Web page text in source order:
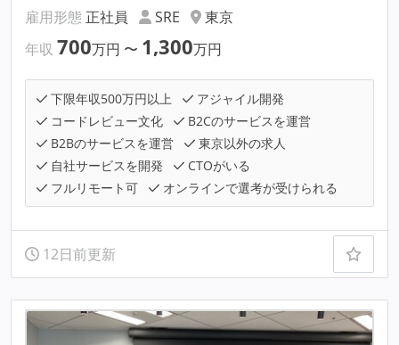
雇用形態 正社員 SRE
東京
年収 700万円 〜 1,300万円
下限年収500万円以上
アジャイル開発
コードレビュー文化
B2Cのサービスを運営
B2Bのサービスを運営
東京以外の求人
自社サービスを開発
CTOがいる
フルリモート可
オンラインで選考が受けられる
12日前更新